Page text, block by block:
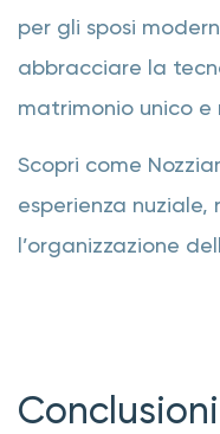
per gli sposi
abbracciare la
matrimonio unico e
Scopri come
esperienza nuziale,
l’organizzazione
Conclusioni